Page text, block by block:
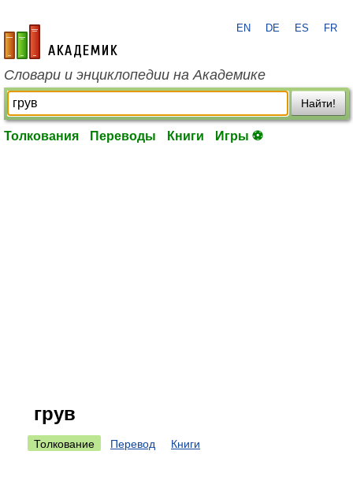
academic.ru
EN DE ES FR
Словари и энциклопедии на Академике
Найти!
Толкования Переводы Книги Игры ⚽
грув
Толкование Перевод Книги